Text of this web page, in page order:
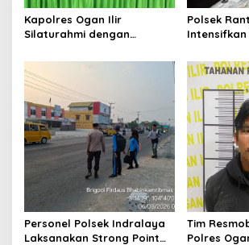
Kapolres Ogan Ilir
Silaturahmi dengan
Utara, Perkuat Sinergi
Kamtibmas dan Antisipasi
Karhutla
Polsek
Sinergi
Personel Polsek Indralaya
Laksanakan Strong Point
Tim
Polres